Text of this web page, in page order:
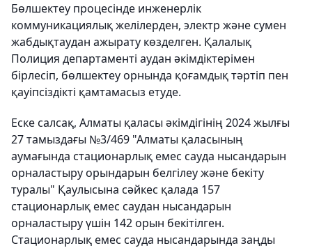
Бөлшектеу процесінде инженерлік
коммуникациялық желілерден, электр және сумен
жабдықтаудан ажырату көзделген. Қалалық
Полиция департаменті аудан әкімдіктерімен
бірлесіп, бөлшектеу орнында қоғамдық тәртіп пен
қауіпсіздікті қамтамасыз етуде.
Еске салсақ, Алматы қаласы әкімдігінің 2024 жылғы
27 тамыздағы №3/469 "Алматы қаласының
аумағында стационарлық емес сауда нысандарын
орналастыру орындарын белгілеу және бекіту
туралы" Қаулысына сәйкес қалада 157
стационарлық емес саудан нысандарын
орналастыру үшін 142 орын бекітілген.
Стационарлық емес сауда нысандарында заңды